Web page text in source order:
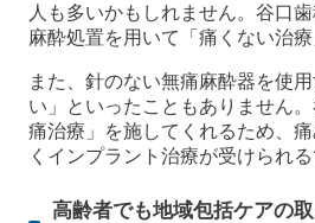
人も多いかもしれません。谷口
麻酔処置を用いて「痛くない治療
また、針のない無痛麻酔器を使
い」といったこともありません
痛治療」を施してくれるため、
くインプラント治療が受けられる
高齢者でも地域包括ケアの